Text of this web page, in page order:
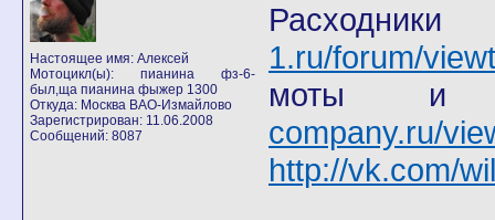
Настоящее имя: Алексей
Мотоцикл(ы): пианина фз-6-
был,ща пианина фыжер 1300
Откуда: Москва ВАО-Измайлово
Зарегистрирован: 11.06.2008
Сообщений: 8087
1.ru/forum/
company.ru/
http://vk.com/